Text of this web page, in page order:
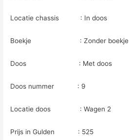
Locatie chassis : In doos
Boekje : Zonder boekje
Doos : Met doos
Doos nummer : 9
Locatie doos : Wagen 2
Prijs in Gulden : 525